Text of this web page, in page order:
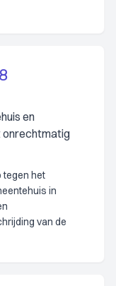
en
onrechtmatig
tegen het
in
van de